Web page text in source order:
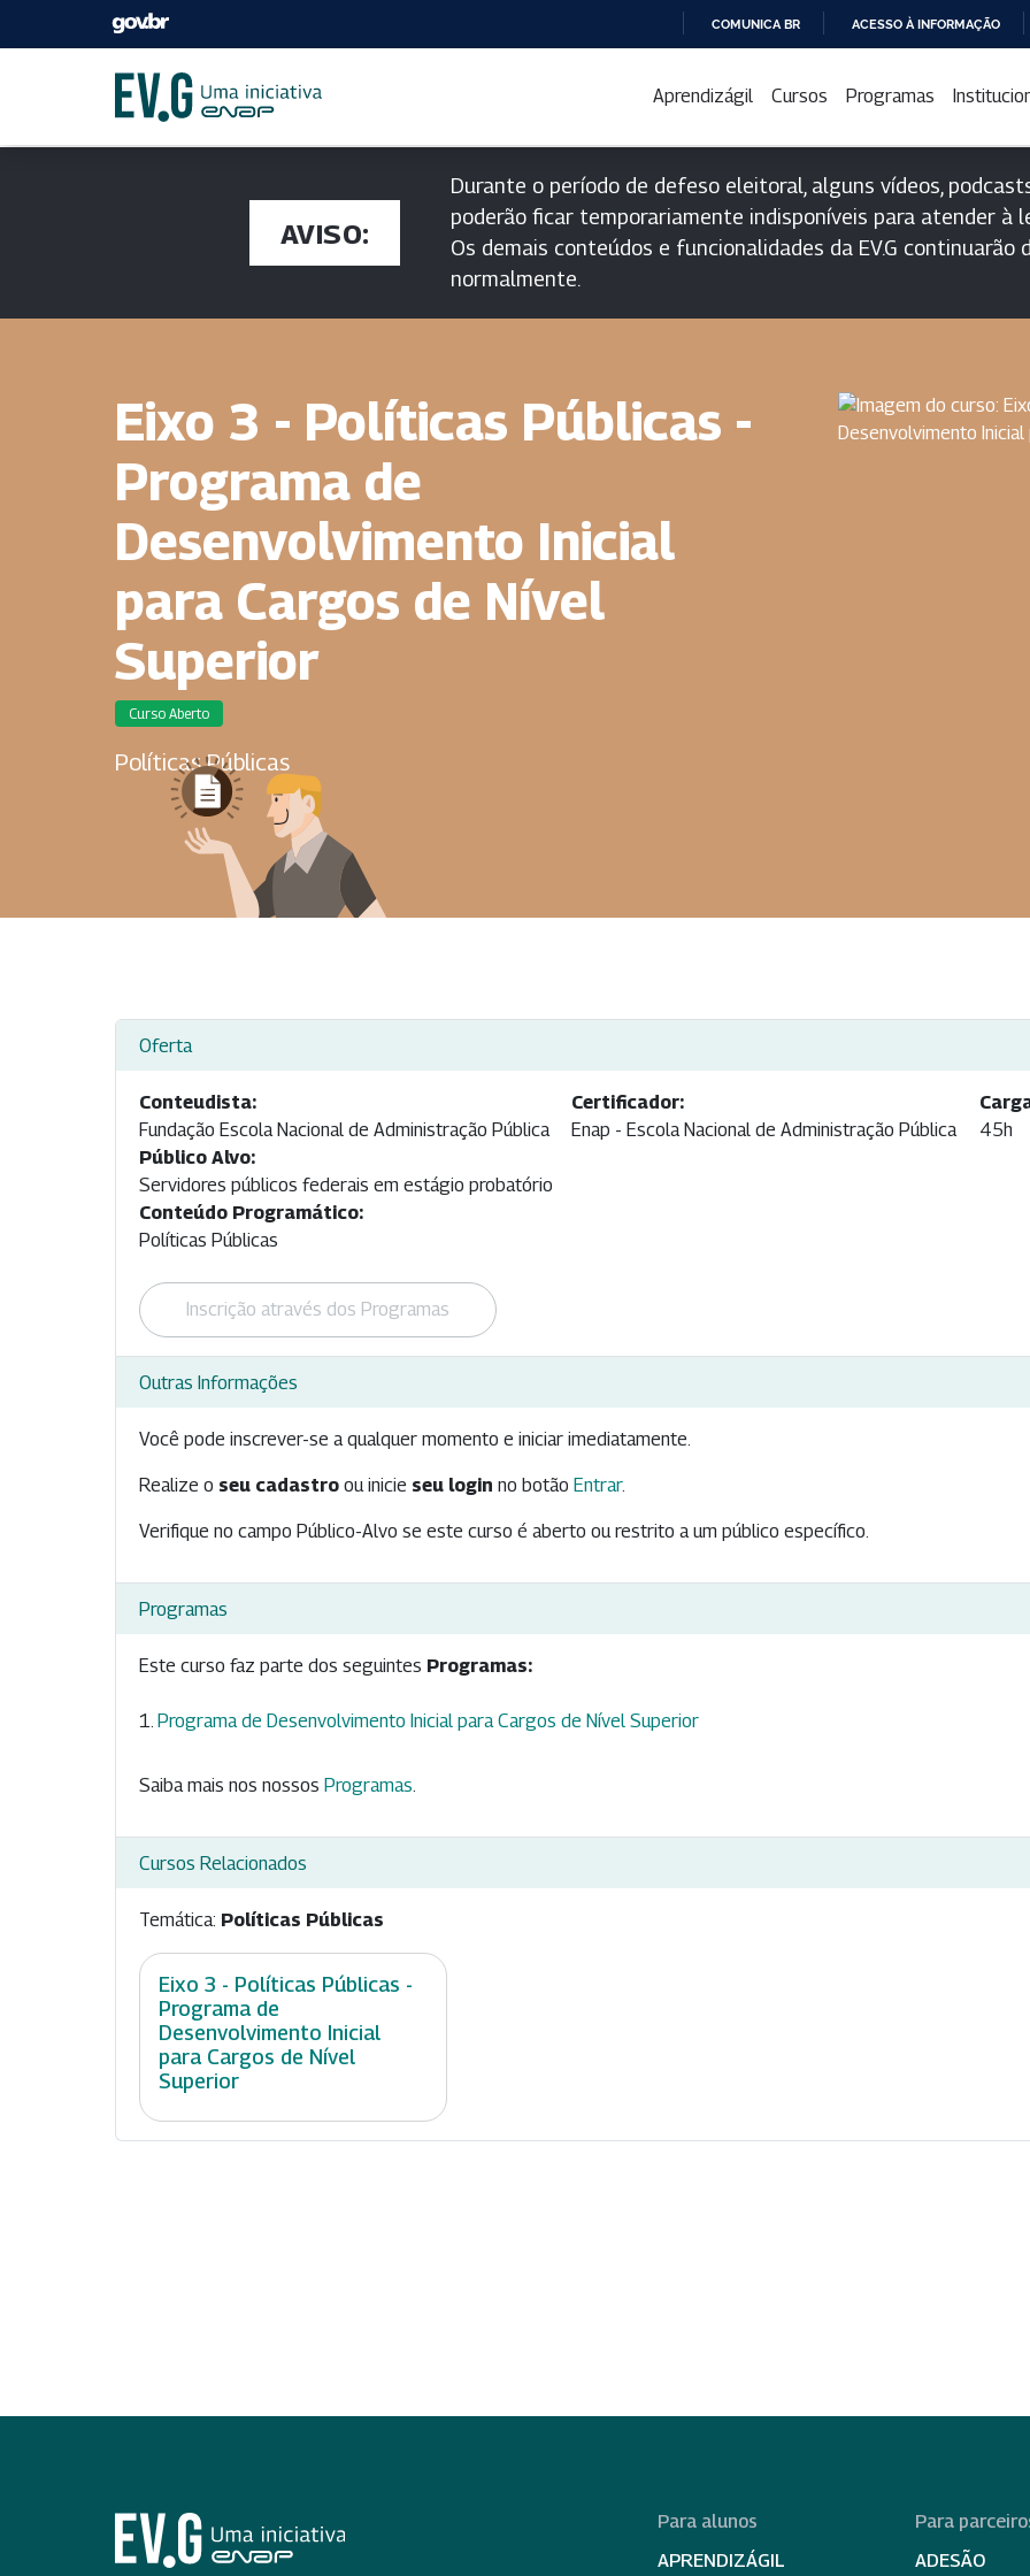
PARA
CONTEÚDO
COMUNICA BR ACESSO À INFORMAÇÃO
Aprendizágil Cursos Programas
AVISO:
Durante o período de defeso eleitoral, alguns vídeos,
poderão ficar temporariamente indisponíveis para atender à
Os demais conteúdos e funcionalidades da EV.G continuarão
normalmente.
Eixo 3 - Políticas Públicas -
Programa de
Desenvolvimento Inicial
para Cargos de Nível
Superior
Curso Aberto
Políticas Públicas
Oferta
Conteudista:
Fundação Escola Nacional de Administração Pública
Certificador:
Enap - Escola Nacional de Administração Pública
45h
Público Alvo:
Servidores públicos federais em estágio probatório
Conteúdo Programático:
Políticas Públicas
Inscrição através dos Programas
Outras Informações
Você pode inscrever-se a qualquer momento e iniciar imediatamente.
Realize o seu cadastro ou inicie seu login no botão Entrar.
Verifique no campo Público-Alvo se este curso é aberto ou restrito a um público específico.
Programas
Este curso faz parte dos seguintes Programas:
Programa de Desenvolvimento Inicial para Cargos de Nível Superior
Saiba mais nos nossos Programas.
Cursos Relacionados
Temática: Políticas Públicas
Eixo 3 - Políticas Públicas -
Programa de
Desenvolvimento Inicial
para Cargos de Nível
Superior
Para alunos
APRENDIZÁGIL
Para
ADESÃO